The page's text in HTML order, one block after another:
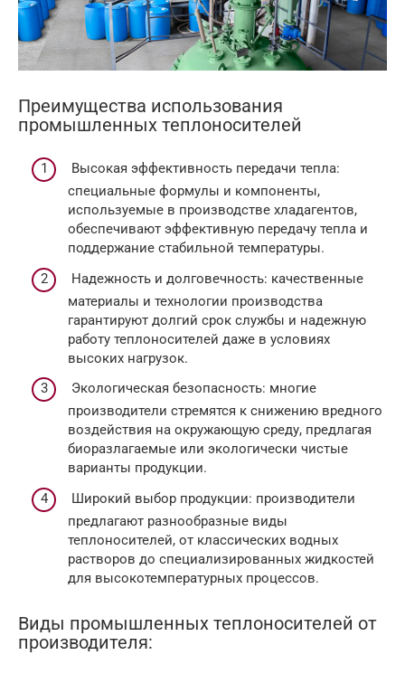
Преимущества использования
промышленных теплоносителей
Высокая эффективность передачи тепла:
специальные формулы и компоненты,
используемые в производстве хладагентов,
обеспечивают эффективную передачу тепла и
поддержание стабильной температуры.
Надежность и долговечность: качественные
материалы и технологии производства
гарантируют долгий срок службы и надежную
работу теплоносителей даже в условиях
высоких нагрузок.
Экологическая безопасность: многие
производители стремятся к снижению вредного
воздействия на окружающую среду, предлагая
биоразлагаемые или экологически чистые
варианты продукции.
Широкий выбор продукции: производители
предлагают разнообразные виды
теплоносителей, от классических водных
растворов до специализированных жидкостей
для высокотемпературных процессов.
Виды промышленных теплоносителей от
производителя: